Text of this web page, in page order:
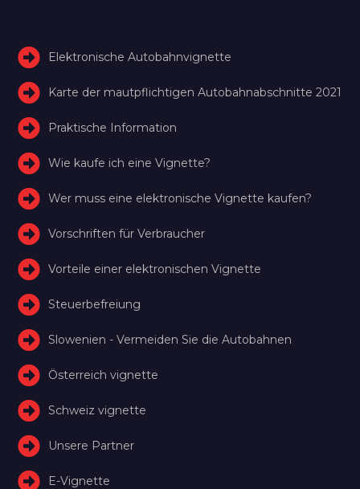
Elektronische Autobahnvignette
Karte der mautpflichtigen Autobahnabschnitte 2021
Praktische Information
Wie kaufe ich eine Vignette?
Wer muss eine elektronische Vignette kaufen?
Vorschriften für Verbraucher
Vorteile einer elektronischen Vignette
Steuerbefreiung
Slowenien - Vermeiden Sie die Autobahnen
Österreich vignette
Schweiz vignette
Unsere Partner
E-Vignette